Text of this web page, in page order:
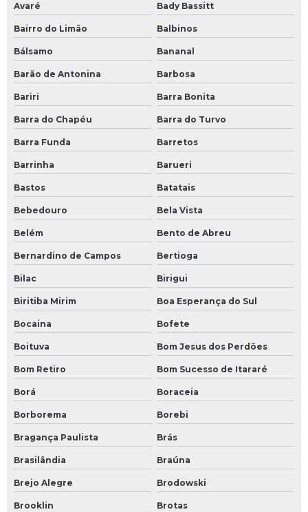
Microesfera para balanceamento
Pasta desengraxante para mãos
Avaré Bady Bassitt
Bairro do Limão Balbinos
Bálsamo Bananal
Barão de Antonina Barbosa
Bariri Barra Bonita
Barra do Chapéu Barra do Turvo
Barra Funda Barretos
Barrinha Barueri
Bastos Batatais
Bebedouro Bela Vista
Belém Bento de Abreu
Bernardino de Campos Bertioga
Bilac Birigui
Biritiba Mirim Boa Esperança do Sul
Bocaina Bofete
Boituva Bom Jesus dos Perdões
Bom Retiro Bom Sucesso de Itararé
Borá Boraceia
Borborema Borebi
Bragança Paulista Brás
Brasilândia Braúna
Brejo Alegre Brodowski
Brooklin Brotas